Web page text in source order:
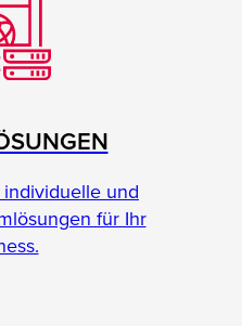
und
für Ihr